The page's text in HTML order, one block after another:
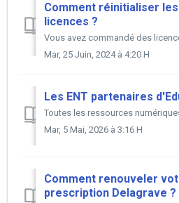
Comment réinitialiser
licences ?
Mar, 25 Juin, 2024 à 4:20 H
Les ENT partenaires
Mar, 5 Mai, 2026 à 3:16 H
Comment renouveler
prescription Delagrave ?